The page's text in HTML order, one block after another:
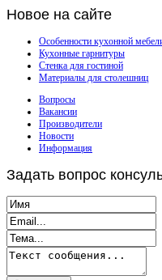
Новое на сайте
Особенности кухонной
Кухонные гарнитуры
Стенка для гостиной
Материалы для столешниц
Вопросы
Вакансии
Производители
Новости
Информация
Задать вопрос